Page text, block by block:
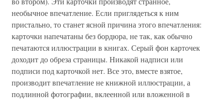
необычное впечатление. Если приглядеться к ним
пристально, то станет ясной причина этого впечатления:
карточки напечатаны без бордюра, не так, как обычно
печатаются иллюстрации в книгах. Серый фон карточек
доходит до обреза страницы. Никакой надписи или
подписи под карточкой нет. Все это, вместе взятое,
производит впечатление не книжной иллюстрации, а
подлинной фотографии, вклеенной или вложенной в